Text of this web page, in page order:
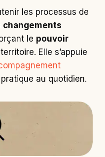
les processus de
changements
le pouvoir
Elle s’appuie
au quotidien.